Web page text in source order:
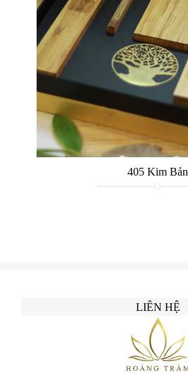
405 Kim Bản
LIÊN HỆ